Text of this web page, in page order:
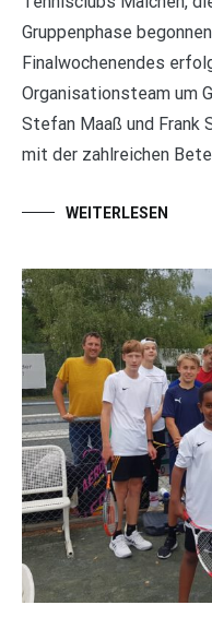
Gruppenphase
Finalwochenendes
Organisationsteam um
Stefan Maaß und
mit der zahlreichen
WEITERLESEN